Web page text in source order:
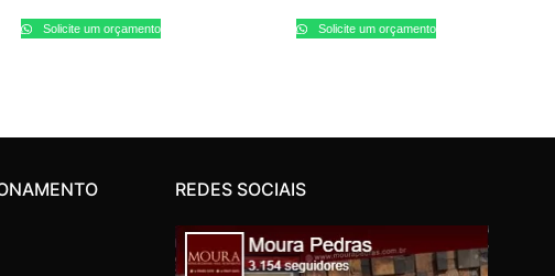
Solicite um orçamento Solicite um orçamento
REDES SOCIAIS